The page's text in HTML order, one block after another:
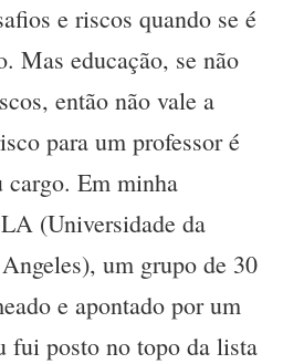
e riscos quando se é
Mas educação, se não
então não vale a
para um professor é
cargo. Em minha
(Universidade da
um grupo de 30
e apontado por um
fui posto no topo da lista